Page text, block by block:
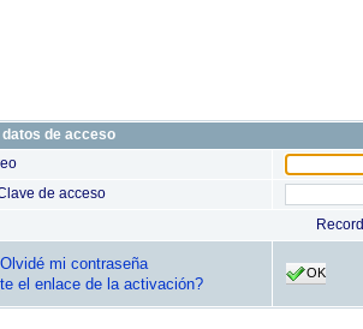
datos de acceso
de acceso
Olvidé mi contraseña
el enlace de la activación?
OK